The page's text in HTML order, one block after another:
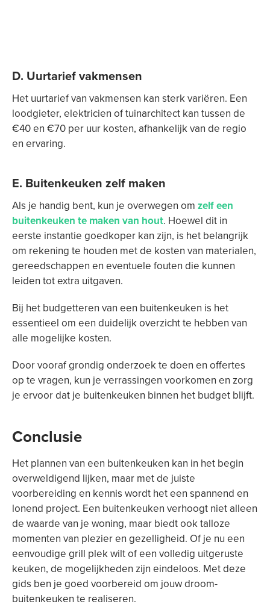
D. Uurtarief vakmensen
Het uurtarief van vakmensen kan sterk variëren. Een
loodgieter, elektricien of tuinarchitect kan tussen de
€40 en €70 per uur kosten, afhankelijk van de regio
en ervaring.
E. Buitenkeuken zelf maken
Als je handig bent, kun je overwegen om zelf een
buitenkeuken te maken van hout. Hoewel dit in
eerste instantie goedkoper kan zijn, is het belangrijk
om rekening te houden met de kosten van materialen,
gereedschappen en eventuele fouten die kunnen
leiden tot extra uitgaven.
Bij het budgetteren van een buitenkeuken is het
essentieel om een duidelijk overzicht te hebben van
alle mogelijke kosten.
Door vooraf grondig onderzoek te doen en offertes
op te vragen, kun je verrassingen voorkomen en zorg
je ervoor dat je buitenkeuken binnen het budget blijft.
Conclusie
Het plannen van een buitenkeuken kan in het begin
overweldigend lijken, maar met de juiste
voorbereiding en kennis wordt het een spannend en
lonend project. Een buitenkeuken verhoogt niet alleen
de waarde van je woning, maar biedt ook talloze
momenten van plezier en gezelligheid. Of je nu een
eenvoudige grill plek wilt of een volledig uitgeruste
keuken, de mogelijkheden zijn eindeloos. Met deze
gids ben je goed voorbereid om jouw droom-
buitenkeuken te realiseren.